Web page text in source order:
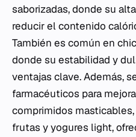
saborizadas, donde su
reducir el contenido
También es común en
donde su estabilidad y
ventajas clave. Además,
farmacéuticos para
comprimidos
frutas y yogures light,